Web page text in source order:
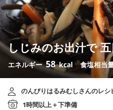
しじみのお出汁で
エネルギー58 kcal 食塩相当
のんびりはるみむしさんのレシ
1時間以上＋下準備